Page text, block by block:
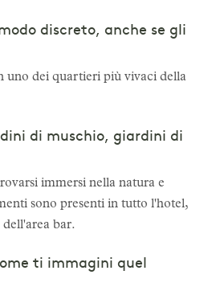
discreto, anche se gli
uno dei quartieri più vivaci della
di muschio, giardini di
immersi nella natura e
sono presenti in tutto l'hotel,
bar.
ti immagini quel